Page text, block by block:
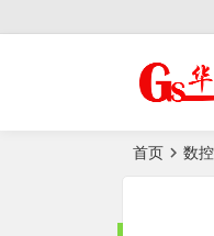
榫槽机|猫
产
首页 数